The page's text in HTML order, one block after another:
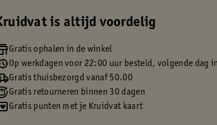
is altijd voordelig
Gratis ophalen in de winkel
Op werkdagen voor 22:00 uur besteld, volgende dag
Gratis thuisbezorgd vanaf 50.00
Gratis retourneren binnen 30 dagen
Gratis punten met je Kruidvat kaart